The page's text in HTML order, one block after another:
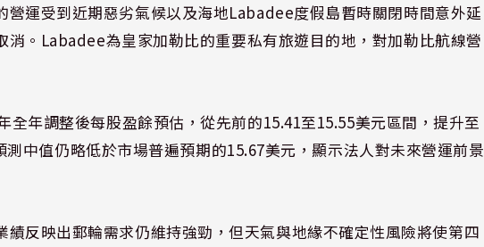
營運受到近期惡劣氣候以及海地Labadee度假島暫時關閉時間意外延
消。Labadee為皇家加勒比的重要私有旅遊目的地，對加勒比航線營
全年調整後每股盈餘預估，從先前的15.41至15.55美元區間，提升至
中值仍略低於市場普遍預期的15.67美元，顯示法人對未來營運前景
反映出郵輪需求仍維持強勁，但天氣與地緣不確定性風險將使第四